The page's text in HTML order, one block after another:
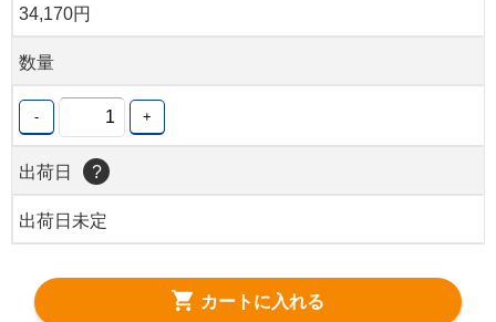
34,170円
数量
- +
出荷日 ?
出荷日未定
カートに入れる